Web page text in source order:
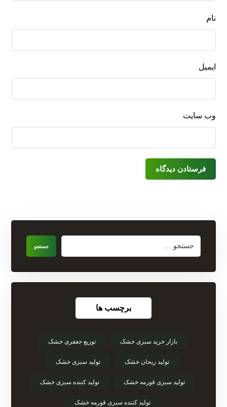
نام
ایمیل
وب‌ سایت
فرستادن دیدگاه
جستجو
برچسب ها
بازار خرید سبزی خشک توزیع جعفری خشک
تولید ریحان خشک تولید سبزی خشک
تولید سبزی قورمه خشک تولید کننده سبزی خشک
تولید کننده سبزی قورمه خشک